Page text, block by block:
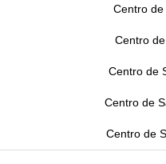
Centro de
Centro
Centro de
Centro de
Centro de